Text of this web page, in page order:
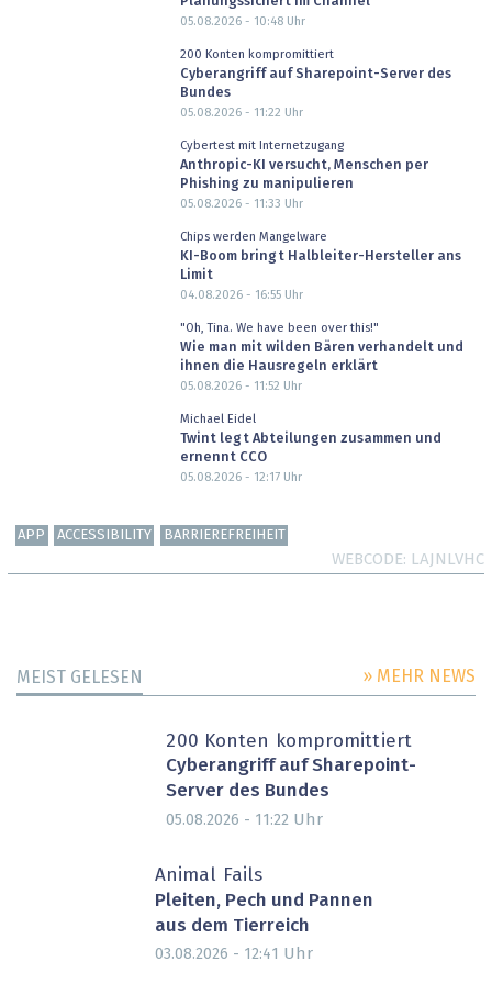
05.08.2026 - 10:48Uhr
200 Konten kompromittiert
Cyberangriff auf Sharepoint-Server des
Bundes
05.08.2026 - 11:22 Uhr
Cybertest mit Internetzugang
Anthropic-KI versucht, Menschen per
Phishing zu manipulieren
05.08.2026 - 11:33 Uhr
Chips werden Mangelware
KI-Boom bringt Halbleiter-Hersteller ans
Limit
04.08.2026 - 16:55Uhr
"Oh, Tina. We have been over this!"
Wie man mit wilden Bären verhandelt und
ihnen die Hausregeln erklärt
05.08.2026 - 11:52 Uhr
Michael Eidel
Twint legt Abteilungen zusammen und
ernennt CCO
05.08.2026 - 12:17Uhr
APP ACCESSIBILITY BARRIEREFREIHEIT
WEBCODE LAJNLVHC
MEIST GELESEN » MEHR NEWS
200 Konten kompromittiert
Cyberangriff auf Sharepoint-
Server des Bundes
05.08.2026 - 11:22 Uhr
Animal Fails
Pleiten, Pech und Pannen
aus dem Tierreich
03.08.2026 - 12:41 Uhr